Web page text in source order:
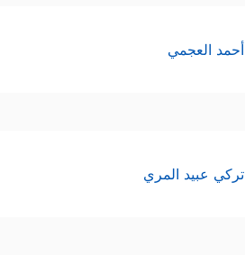
أحمد العجمي
تركي عبيد المري